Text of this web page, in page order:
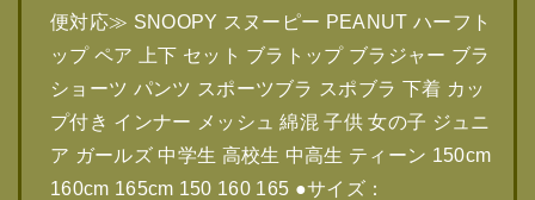
便対応≫ SNOOPY スヌーピー PEANUT ハーフト
ップ ペア 上下 セット ブラトップ ブラジャー ブラ
ショーツ パンツ スポーツブラ スポブラ 下着 カッ
プ付き インナー メッシュ 綿混 子供 女の子 ジュニ
ア ガールズ 中学生 高校生 中高生 ティーン 150cm
160cm 165cm 150 160 165 ●サイズ：